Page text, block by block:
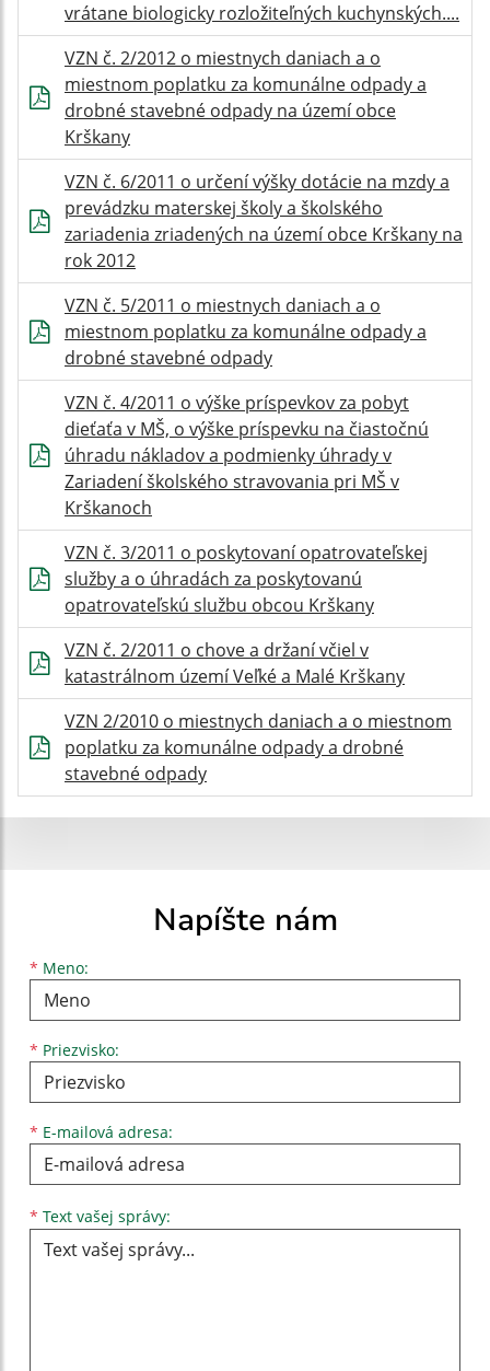
vrátane biologicky rozložiteľných kuchynských....
VZN č. 2/2012 o miestnych daniach a o
miestnom poplatku za komunálne odpady a
drobné stavebné odpady na území obce
Krškany
VZN č. 6/2011 o určení výšky dotácie na mzdy a
prevádzku materskej školy a školského
zariadenia zriadených na území obce Krškany na
rok 2012
VZN č. 5/2011 o miestnych daniach a o
miestnom poplatku za komunálne odpady a
drobné stavebné odpady
VZN č. 4/2011 o výške príspevkov za pobyt
dieťaťa v MŠ, o výške príspevku na čiastočnú
úhradu nákladov a podmienky úhrady v
Zariadení školského stravovania pri MŠ v
Krškanoch
VZN č. 3/2011 o poskytovaní opatrovateľskej
služby a o úhradách za poskytovanú
opatrovateľskú službu obcou Krškany
VZN č. 2/2011 o chove a držaní včiel v
katastrálnom území Veľké a Malé Krškany
VZN 2/2010 o miestnych daniach a o miestnom
poplatku za komunálne odpady a drobné
stavebné odpady
Napíšte nám
* Meno:
Meno
* Priezvisko:
Priezvisko
* E-mailová adresa:
E-mailová adresa
* Text vašej správy: